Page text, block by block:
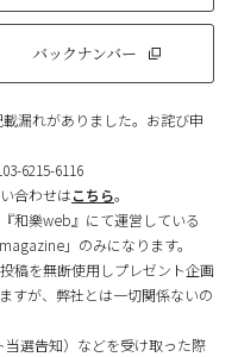
バックナンバー
漏れがありました。お詫び申
6215-6116
合わせはこちら。
和樂web』にて運営している
」のみになります。
稿を無断使用しプレゼント企画
すが、弊社とは一切関係ないの
選告知）などを受け取った際